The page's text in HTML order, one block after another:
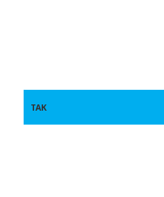
ТАК